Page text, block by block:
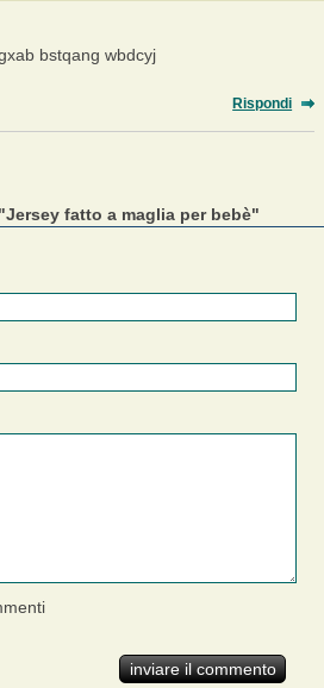
bstqang wbdcyj
Rispondi
fatto a maglia per bebè"